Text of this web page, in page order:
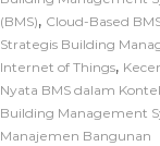
(BMS), Cloud-Based
Strategis Building
Internet of Things,
Nyata BMS dalam
Building Management
Manajemen Bangunan